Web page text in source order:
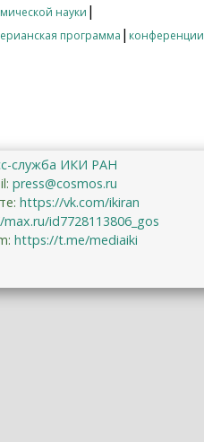
науки |
программа | конференции
служба ИКИ РАН
press@cosmos.ru
https://vk.com/ikiran
id7728113806_gos
https://t.me/mediaiki